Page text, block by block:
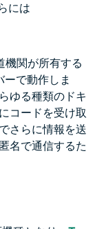
には
関が所有する
で動作しま
ゆる種類のドキ
コードを受け取
さらに情報を送
名で通信するた